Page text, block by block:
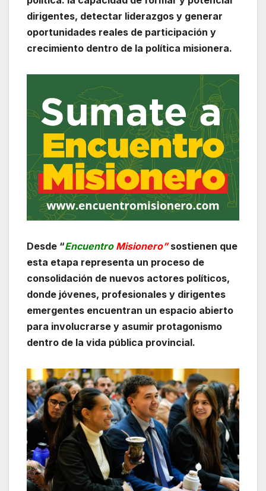
dirigentes, detectar liderazgos y generar
oportunidades reales de participación y
crecimiento dentro de la política misionera.
Desde “Encuentro Misionero”sostienen que
esta etapa representa un proceso de
consolidación de nuevos actores políticos,
donde jóvenes, profesionales y dirigentes
emergentes encuentran un espacio abierto
para involucrarse y asumir protagonismo
dentro de la vida pública provincial.